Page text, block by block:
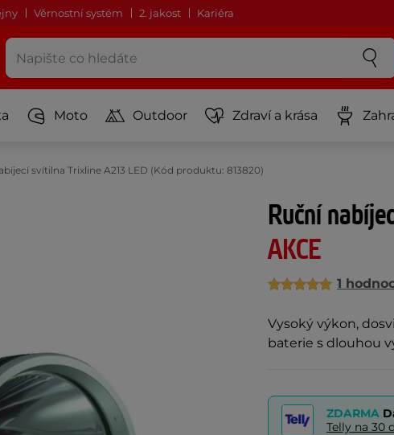
Věrnostní systém 2. jakost Kariéra
Moto Outdoor Zdraví a krása
svítilna Trixline A213 LED (Kód produktu: 813820)
Ruční
AKCE
1
Vysoký výkon,
baterie s dlouhou
ZDARMA
Telly na 30